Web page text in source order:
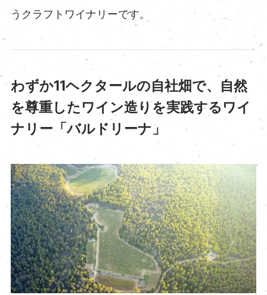
うクラフトワイナリーです。
わずか11ヘクタールの自社畑で、自然
を尊重したワイン造りを実践するワイ
ナリー「バルドリーナ」